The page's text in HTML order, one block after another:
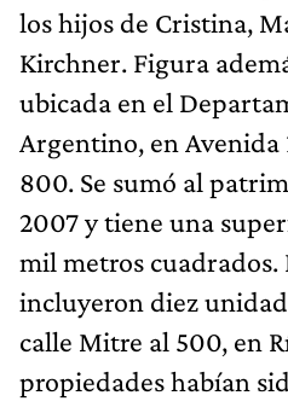
los hijos de Cristina,
Kirchner. Figura
ubicada en el
Argentino, en Avenida
800. Se sumó al
2007 y tiene una
mil metros cuadrados.
incluyeron diez
calle Mitre al 500, en
propiedades habían